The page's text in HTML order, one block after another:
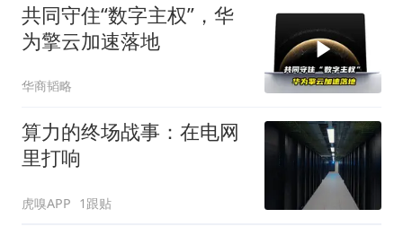
共同守住“数字主权”，华
为擎云加速落地
华商韬略
算力的终场战事：在电网
里打响
虎嗅APP 1跟贴